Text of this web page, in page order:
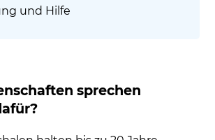
und Hilfe
sprechen